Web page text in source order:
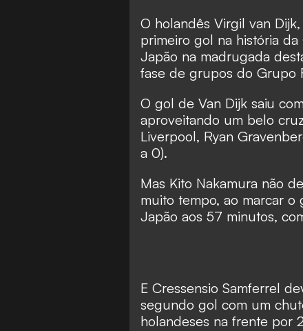
O holandês Virgil van
primeiro gol na história
Japão na madrugada
fase de grupos do Grupo
O gol de Van Dijk saiu
aproveitando um belo
Liverpool, Ryan
a 0).
Mas Kito Nakamura não
muito tempo, ao marcar o
Japão aos 57 minutos,
E Cressensio Samferrel
segundo gol com um
holandeses na frente por